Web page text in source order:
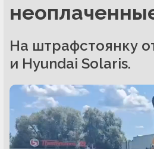
На штрафстоянку
и Hyundai Solaris.